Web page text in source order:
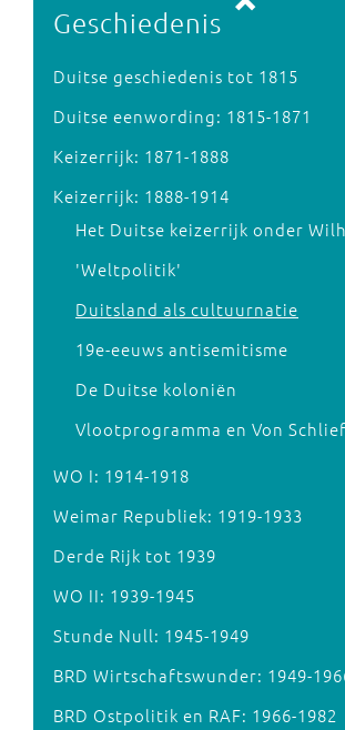
Geschiedenis
Duitse geschiedenis tot 1815
Duitse eenwording: 1815-1871
Keizerrijk: 1871-1888
Keizerrijk: 1888-1914
Het Duitse keizerrijk onder
'Weltpolitik'
Duitsland als cultuurnatie
19e-eeuws antisemitisme
De Duitse koloniën
Vlootprogramma en Von
WO I: 1914-1918
Weimar Republiek: 1919-1933
Derde Rijk tot 1939
WO II: 1939-1945
Stunde Null: 1945-1949
BRD Wirtschaftswunder: 1949-
BRD Ostpolitik en RAF: 1966-1982